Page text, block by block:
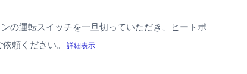
の運転スイッチを一旦切っていただき、ヒートポ
頼ください。
詳細表示